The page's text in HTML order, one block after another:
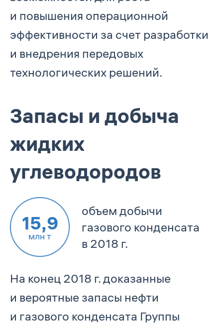
и повышения операционной
эффективности за счет разработки
и внедрения передовых
технологических решений.
Запасы и добыча
жидких
углеводородов
15,9
млн т
объем добычи
газового конденсата
в 2018 г.
На конец 2018 г. доказанные
и вероятные запасы нефти
и газового конденсата Группы